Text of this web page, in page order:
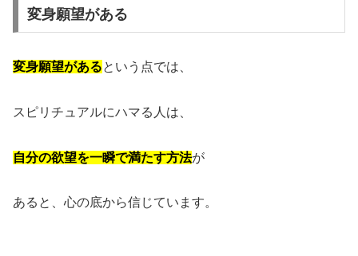
変身願望がある
変身願望があるという点では、
スピリチュアルにハマる人は、
自分の欲望を一瞬で満たす方法が
あると、心の底から信じています。